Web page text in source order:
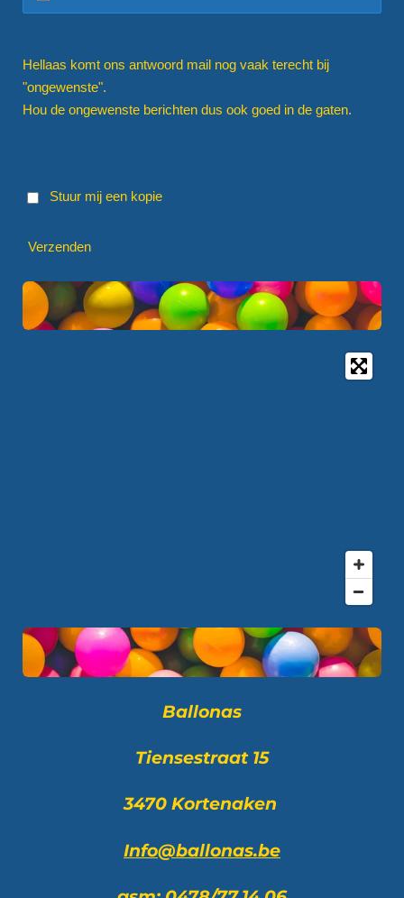
Hellaas komt ons antwoord mail nog vaak terecht bij
"ongewenste".
Hou de ongewenste berichten dus ook goed in de gaten.
Stuur mij een kopie
Verzenden
Ballonas
Tiensestraat 15
3470 Kortenaken
Info@ballonas.be